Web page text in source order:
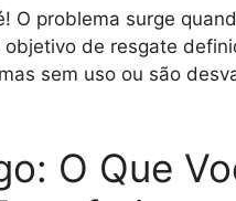
O problema surge
de resgate
sem uso ou são
O Que